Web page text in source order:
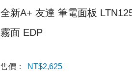
全新A+ 友達 筆電面板
霧面 EDP
售價： NT$2,625